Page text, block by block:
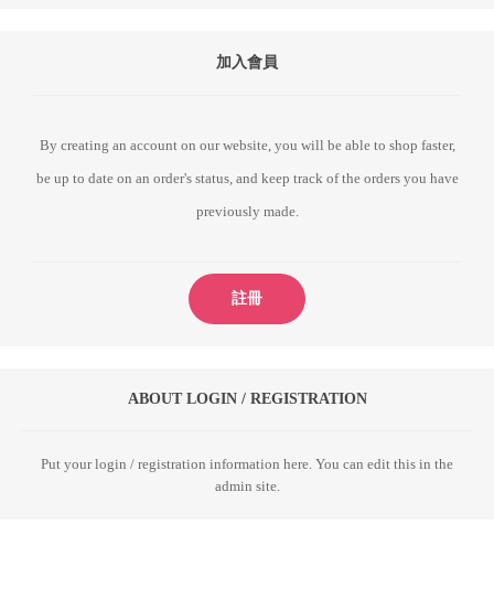
加入會員
By creating an account on our website, you will be able to shop faster,
be up to date on an order's status, and keep track of the orders you have
previously made.
註冊
ABOUT LOGIN / REGISTRATION
Put your login / registration information here. You can edit this in the
admin site.